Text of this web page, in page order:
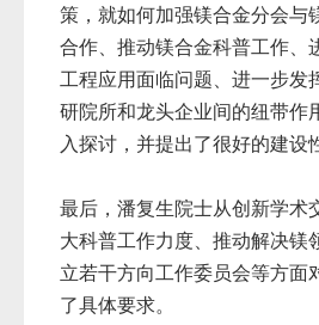
策，就如何加强镁合金分会与
合作、推动镁合金科普工作、
工程应用面临问题、进一步发
研院所和龙头企业间的纽带作
入探讨，并提出了很好的建设
最后，潘复生院士从创新学术
大科普工作力度、推动解决镁
立若干方向工作委员会等方面
了具体要求。